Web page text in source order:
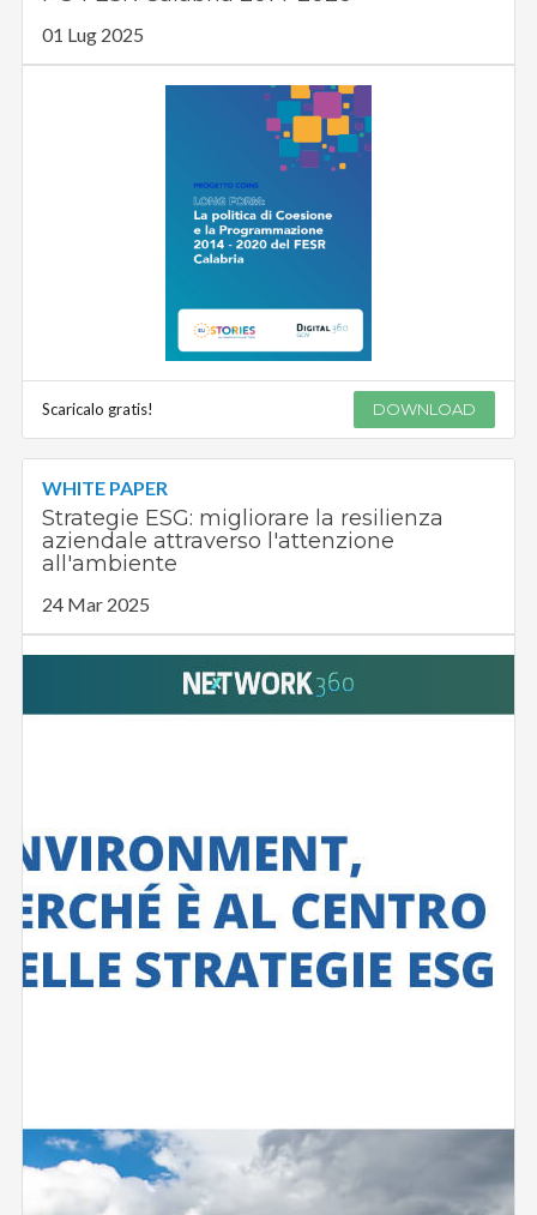
01 Lug 2025
Scaricalo gratis! DOWNLOAD
WHITE PAPER
Strategie ESG: migliorare la resilienza
aziendale attraverso l'attenzione
all'ambiente
24 Mar 2025